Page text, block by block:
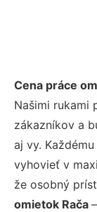
Cena práce
Našimi rukami
zákazníkov a
aj vy.
vyhovieť v
že osobný
omietok Rača